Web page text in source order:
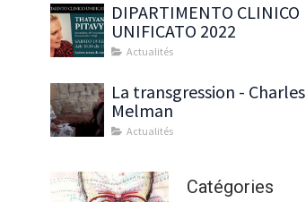
DIPARTIMENTO CLINICO
UNIFICATO 2022
Actualités
La transgression - Charles
Melman
Actualités
Catégories